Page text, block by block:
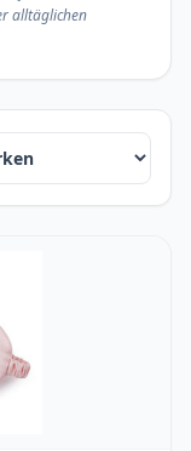
alltäglichen